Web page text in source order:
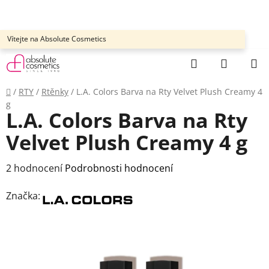
obsah
Vítejte na Absolute Cosmetics
Hledat
Domů
/ RTY / Rtěnky / L.A. Colors Barva na Rty Velvet Plush Creamy 4
g
L.A. Colors Barva na Rty
Velvet Plush Creamy 4 g
Průměrné
produktu
2 hodnocení Podrobnosti hodnocení
Značka: